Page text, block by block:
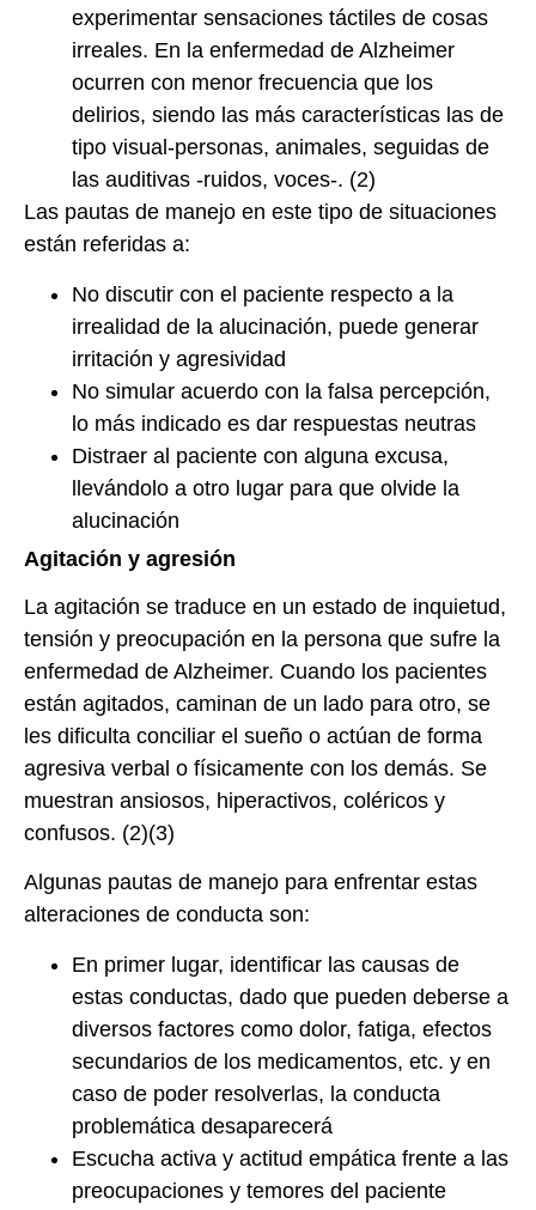
experimentar sensaciones táctiles de cosas
irreales. En la enfermedad de Alzheimer
ocurren con menor frecuencia que los
delirios, siendo las más características las de
tipo visual-personas, animales, seguidas de
las auditivas -ruidos, voces-. (2)
Las pautas de manejo en este tipo de situaciones
están referidas a:
No discutir con el paciente respecto a la
irrealidad de la alucinación, puede generar
irritación y agresividad
No simular acuerdo con la falsa percepción,
lo más indicado es dar respuestas neutras
Distraer al paciente con alguna excusa,
llevándolo a otro lugar para que olvide la
alucinación
Agitación y agresión
La agitación se traduce en un estado de inquietud,
tensión y preocupación en la persona que sufre la
enfermedad de Alzheimer. Cuando los pacientes
están agitados, caminan de un lado para otro, se
les dificulta conciliar el sueño o actúan de forma
agresiva verbal o físicamente con los demás. Se
muestran ansiosos, hiperactivos, coléricos y
confusos. (2)(3)
Algunas pautas de manejo para enfrentar estas
alteraciones de conducta son:
En primer lugar, identificar las causas de
estas conductas, dado que pueden deberse a
diversos factores como dolor, fatiga, efectos
secundarios de los medicamentos, etc. y en
caso de poder resolverlas, la conducta
problemática desaparecerá
Escucha activa y actitud empática frente a las
preocupaciones y temores del paciente